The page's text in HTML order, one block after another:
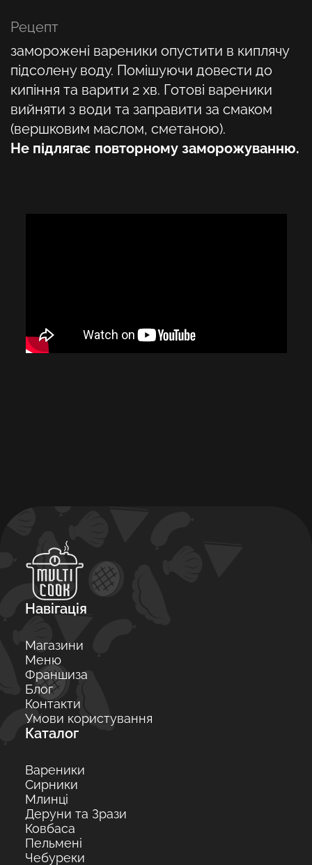
Рецепт
заморожені вареники опустити в киплячу
підсолену воду. Помішуючи довести до
кипіння та варити 2 хв. Готові вареники
вийняти з води та заправити за смаком
(вершковим маслом, сметаною).
Не підлягає повторному заморожуванню.
Навігація
Магазини
Меню
Франшиза
Блог
Контакти
Умови користування
Каталог
Вареники
Сирники
Млинці
Деруни та Зрази
Ковбаса
Пельмені
Чебуреки